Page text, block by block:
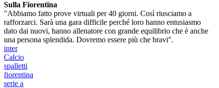
Sulla Fiorentina
"Abbiamo fatto prove virtuali per 40 giorni. Così riusciamo a
rafforzarci. Sarà una gara difficile perché loro hanno entusiasmo
dato dai nuovi, hanno allenatore con grande equilibrio che è anche
una persona splendida. Dovremo essere più che bravi".
inter
Calcio
spalletti
fiorentina
serie a